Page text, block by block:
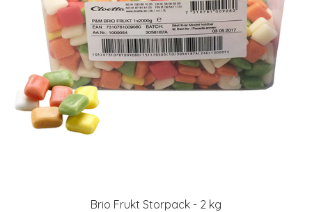
Brio Frukt Storpack - 2 kg